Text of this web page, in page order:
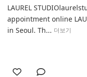
LAUREL
appointment online
in Seoul. Th... 더보기